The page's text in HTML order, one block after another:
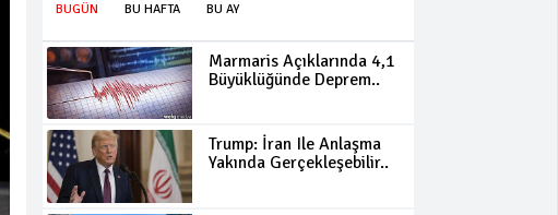
BUGÜN BU HAFTA BU AY
Marmaris Açıklarında 4,1
Büyüklüğünde Deprem..
Trump: İran Ile Anlaşma
Yakında Gerçekleşebilir..